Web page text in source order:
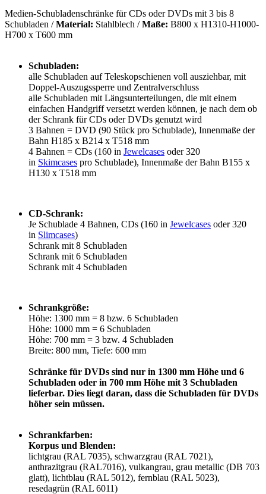
Medien-Schubladenschränke für CDs oder DVDs mit 3 bis 8
Schubladen /Material: Stahlblech /Maße: B800 x H1310-H1000-
H700 x T600 mm
Schubladen:
alle Schubladen auf Teleskopschienen voll ausziehbar, mit
Doppel-Auszugssperre und Zentralverschluss
alle Schubladen mit Längsunterteilungen, die mit einem
einfachen Handgriff versetzt werden können, je nach dem ob
der Schrank für CDs oder DVDs genutzt wird
3 Bahnen = DVD (90 Stück pro Schublade), Innenmaße der
Bahn H185 x B214 x T518 mm
4 Bahnen = CDs (160 in Jewelcases oder 320
in Skimcases pro Schublade), Innenmaße der Bahn B155 x
H130 x T518 mm
CD-Schrank:
Je Schublade 4 Bahnen, CDs (160 in Jewelcases oder 320
in Slimcases)
Schrank mit 8 Schubladen
Schrank mit 6 Schubladen
Schrank mit 4 Schubladen
Schrankgröße:
Höhe: 1300 mm = 8 bzw. 6 Schubladen
Höhe: 1000 mm = 6 Schubladen
Höhe: 700 mm = 3 bzw. 4 Schubladen
Breite: 800 mm, Tiefe: 600 mm
Schränke für DVDs sind nur in 1300 mm Höhe und 6
Schubladen oder in 700 mm Höhe mit 3 Schubladen
lieferbar. Dies liegt daran, dass die Schubladen für DVDs
höher sein müssen.
Schrankfarben:
Korpus und Blenden:
lichtgrau (RAL 7035), schwarzgrau (RAL 7021),
anthrazitgrau (RAL7016), vulkangrau, grau metallic (DB 703
glatt), lichtblau (RAL 5012), fernblau (RAL 5023),
resedagrün (RAL 6011)